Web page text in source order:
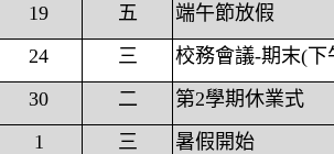
19 五
端午節放假
24 三
校務會議-期末(下
30 二
第2學期休業式
1 三 暑假開始